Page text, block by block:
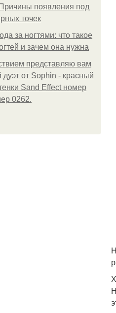
появления под
точек
за ногтями: что такое
и зачем она нужна
представляю вам
от Sophin - красный
Sand Effect номер
0262.